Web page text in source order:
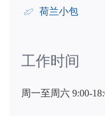
荷兰小包
工作时间
周一至周六 9:00-